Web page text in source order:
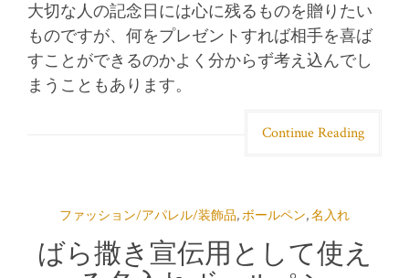
大切な人の記念日には心に残るものを贈りたい
ものですが、何をプレゼントすれば相手を喜ば
すことができるのかよく分からず考え込んでし
まうこともあります。
Continue Reading
ファッション/アパレル/装飾品,ボールペン,名入れ
ばら撒き宣伝用として使え